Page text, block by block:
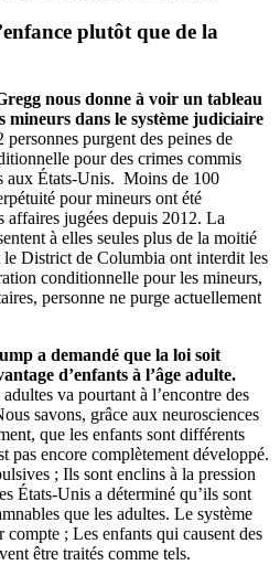
plutôt que de la
nous donne à voir un tableau
dans le système judiciaire
purgent des peines de
pour des crimes commis
aux États-Unis. ​Moins de 100
pour mineurs ont été
affaires jugées depuis 2012. La
à elles seules plus de la moitié
le District de Columbia ont interdit les
conditionnelle pour les mineurs,
personne ne purge actuellement
a demandé que la loi soit
d’enfants à l’âge adulte.
va pourtant à l’encontre des
savons, grâce aux neurosciences
que les enfants sont différents
pas encore complètement développé.
; Ils sont enclins à la pression
États-Unis a déterminé qu’ils sont
que les adultes. Le système
; Les enfants qui causent des
être traités comme tels.